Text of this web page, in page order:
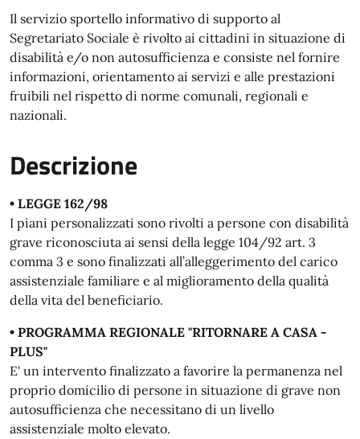
Il servizio sportello informativo di supporto al
Segretariato Sociale è rivolto ai cittadini in situazione di
disabilità e/o non autosufficienza e consiste nel fornire
informazioni, orientamento ai servizi e alle prestazioni
fruibili nel rispetto di norme comunali, regionali e
nazionali.
Descrizione
• LEGGE 162/98
I piani personalizzati sono rivolti a persone con disabilità
grave riconosciuta ai sensi della legge 104/92 art. 3
comma 3 e sono finalizzati all’alleggerimento del carico
assistenziale familiare e al miglioramento della qualità
della vita del beneficiario.
• PROGRAMMA REGIONALE "RITORNARE A CASA -
PLUS"
E' un intervento finalizzato a favorire la permanenza nel
proprio domicilio di persone in situazione di grave non
autosufficienza che necessitano di un livello
assistenziale molto elevato.